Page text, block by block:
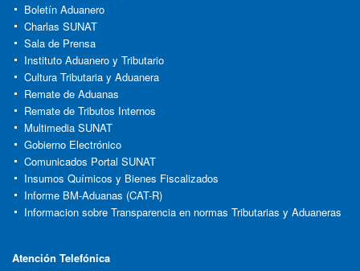
Boletín Aduanero
Charlas SUNAT
Sala de Prensa
Instituto Aduanero y Tributario
Cultura Tributaria y Aduanera
Remate de Aduanas
Remate de Tributos Internos
Multimedia SUNAT
Gobierno Electrónico
Comunicados Portal SUNAT
Insumos Químicos y Bienes Fiscalizados
Informe BM-Aduanas (CAT-R)
Informacion sobre Transparencia en normas Tributarias y Aduaneras
Atención Telefónica